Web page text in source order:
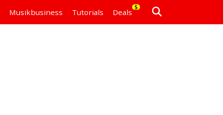
Musikbusiness Tutorials Deals
5